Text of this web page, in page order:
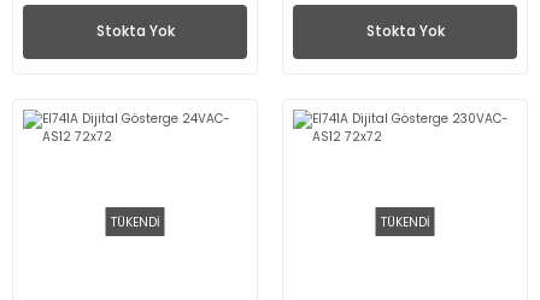
Stokta Yok Stokta Yok
TÜKENDİ TÜKENDİ